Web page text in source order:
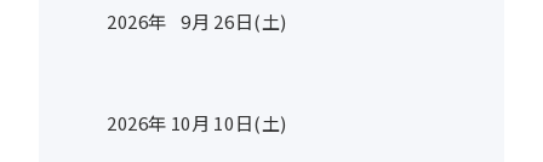
2026年 9月 26日(土)
2026年 10月 10日(土)